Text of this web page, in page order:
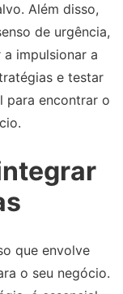
Além disso,
de urgência,
impulsionar a
e testar
para encontrar o
que envolve
o seu negócio.